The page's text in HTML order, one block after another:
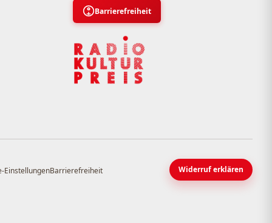
Barrierefreiheit
EinstellungenBarrierefreiheit Widerruf erklären